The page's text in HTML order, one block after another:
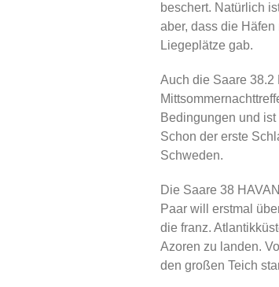
beschert. Natürlich
aber, dass die
Liegeplätze gab.
Auch die Saare 38.2
Bedingungen und
Schon der erste
Schweden.
Die Saare 38
Paar will erstmal
die franz.
Azoren zu landen.
den großen Teich